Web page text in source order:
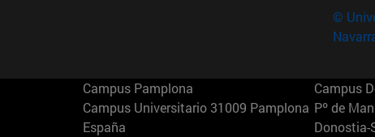
©
Campus Pamplona
Campus Universitario 31009 Pamplona
España
Campus
Pº de
Donostia-